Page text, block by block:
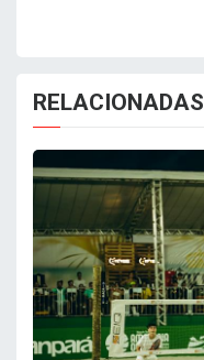
RELACIONADAS